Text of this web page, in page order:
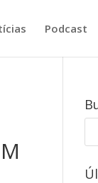
Podcast